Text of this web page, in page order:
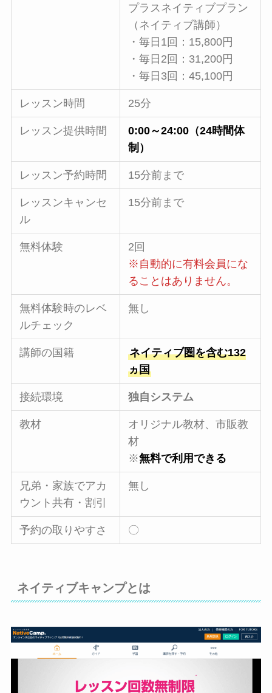
プラスネイティブプラン
（ネイティブ講師）
・毎日1回：15,800円
・毎日2回：31,200円
・毎日3回：45,100円
レッスン時間 25分
レッスン提供時間
0:00～24:00（24時間体
制）
レッスン予約時間 15分前まで
レッスンキャンセ
ル
15分前まで
無料体験
2回
※自動的に有料会員にな
ることはありません。
無料体験時のレベ
ルチェック
無し
講師の国籍
ネイティブ圏を含む132
ヵ国
接続環境 独自システム
教材
オリジナル教材、市販教
材
※無料で利用できる
兄弟・家族でアカ
ウント共有・割引
無し
予約の取りやすさ 〇
ネイティブキャンプとは